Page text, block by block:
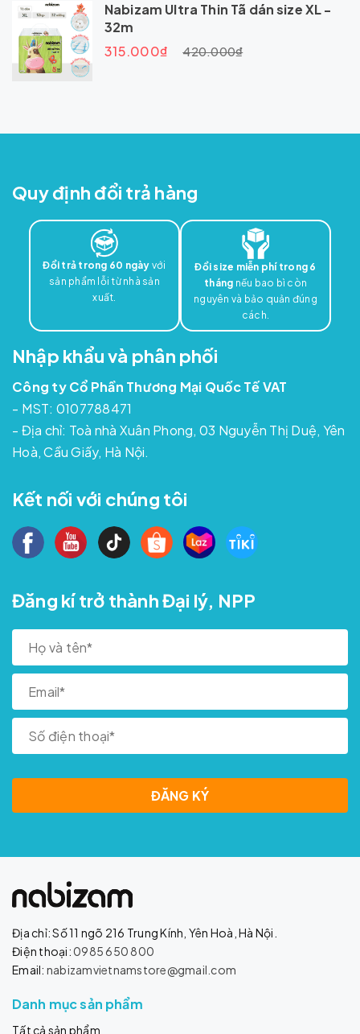
Nabizam Ultra Thin Tã dán size XL -
32m
315.000₫
420.000₫
Quy định đổi trả hàng
Đổi trả trong 60 ngày với
sản phẩm lỗi từ nhà sản
xuất.
Đổi size miễn phí trong 6
tháng nếu bao bì còn
nguyên và bảo quản đúng
cách.
Nhập khẩu và phân phối
Công ty Cổ Phần Thương Mại Quốc Tế VAT
- MST: 0107788471
- Địa chỉ: Toà nhà Xuân Phong, 03 Nguyễn Thị Duệ, Yên
Hoà, Cầu Giấy, Hà Nội.
Kết nối với chúng tôi
Đăng kí trở thành Đại lý, NPP
ĐĂNG KÝ
Địa chỉ: Số 11 ngõ 216 Trung Kính, Yên Hoà, Hà Nội.
Điện thoại:0985 650 800
Email: nabizamvietnamstore@gmail.com
Danh mục sản phẩm
Tất cả sản phẩm